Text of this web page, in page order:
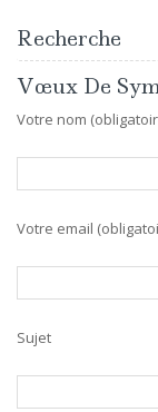
Recherche
Vœux De
Votre nom
Votre email
Sujet